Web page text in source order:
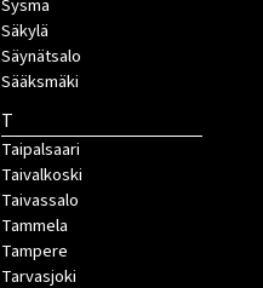
Sysmä
Säkylä
Säynätsalo
Sääksmäki
T
Taipalsaari
Taivalkoski
Taivassalo
Tammela
Tampere
Tarvasjoki